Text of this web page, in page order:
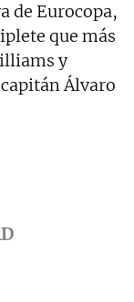
de Eurocopa,
que más
y
Álvaro